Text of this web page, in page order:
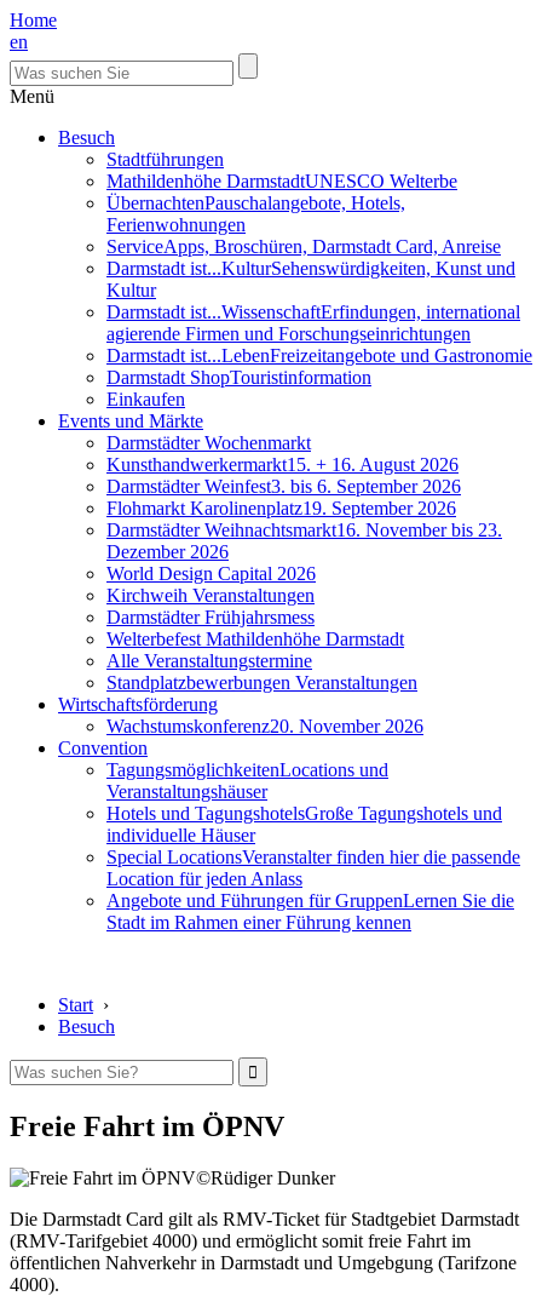
Home
en
Menü
Besuch
Stadtführungen
Mathildenhöhe DarmstadtUNESCO Welterbe
ÜbernachtenPauschalangebote, Hotels,
Ferienwohnungen
ServiceApps, Broschüren, Darmstadt Card, Anreise
Darmstadt ist...KulturSehenswürdigkeiten, Kunst und
Kultur
Darmstadt ist...WissenschaftErfindungen, international
agierende Firmen und Forschungseinrichtungen
Darmstadt ist...LebenFreizeitangebote und Gastronomie
Darmstadt ShopTouristinformation
Einkaufen
Events und Märkte
Darmstädter Wochenmarkt
Kunsthandwerkermarkt15. + 16. August 2026
Darmstädter Weinfest3. bis 6. September 2026
Flohmarkt Karolinenplatz19. September 2026
Darmstädter Weihnachtsmarkt16. November bis 23.
Dezember 2026
World Design Capital 2026
Kirchweih Veranstaltungen
Darmstädter Frühjahrsmess
Welterbefest Mathildenhöhe Darmstadt
Alle Veranstaltungstermine
Standplatzbewerbungen Veranstaltungen
Wirtschaftsförderung
Wachstumskonferenz20. November 2026
Convention
TagungsmöglichkeitenLocations und
Veranstaltungshäuser
Hotels und TagungshotelsGroße Tagungshotels und
individuelle Häuser
Special LocationsVeranstalter finden hier die passende
Location für jeden Anlass
Angebote und Führungen für GruppenLernen Sie die
Stadt im Rahmen einer Führung kennen
Start ›
Besuch
Freie Fahrt im ÖPNV
©Rüdiger Dunker
Die Darmstadt Card gilt als RMV-Ticket für Stadtgebiet Darmstadt
(RMV-Tarifgebiet 4000) und ermöglicht somit freie Fahrt im
öffentlichen Nahverkehr in Darmstadt und Umgebgung (Tarifzone
4000).